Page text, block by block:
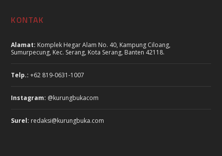
KONTAK
Alamat: Komplek Hegar Alam No. 40, Kampung Ciloang,
Sumurpecung, Kec. Serang, Kota Serang, Banten 42118.
Telp.: +62 819-0631-1007
Instagram: @kurungbukacom
Surel: redaksi@kurungbuka.com